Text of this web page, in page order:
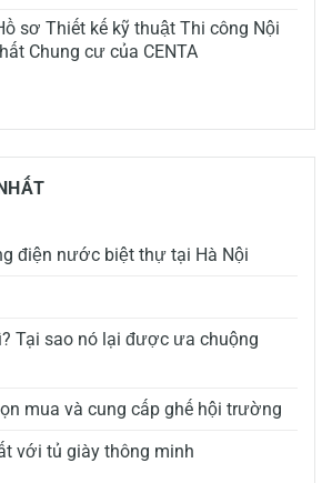
sơ Thiết kế kỹ thuật Thi công Nội
Chung cư của CENTA
điện nước biệt thự tại Hà Nội
Tại sao nó lại được ưa chuộng
mua và cung cấp ghế hội trường
với tủ giày thông minh